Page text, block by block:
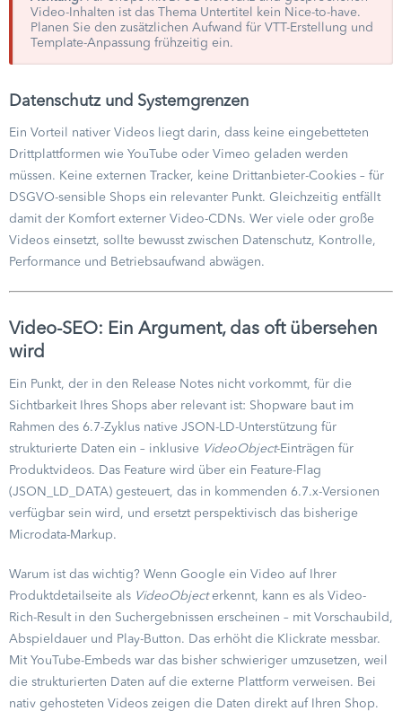
Video-Inhalten ist das Thema Untertitel kein Nice-to-have.
Planen Sie den zusätzlichen Aufwand für VTT-Erstellung und
Template-Anpassung frühzeitig ein.
Datenschutz und Systemgrenzen
Ein Vorteil nativer Videos liegt darin, dass keine eingebetteten
Drittplattformen wie YouTube oder Vimeo geladen werden
müssen. Keine externen Tracker, keine Drittanbieter-Cookies – für
DSGVO-sensible Shops ein relevanter Punkt. Gleichzeitig entfällt
damit der Komfort externer Video-CDNs. Wer viele oder große
Videos einsetzt, sollte bewusst zwischen Datenschutz, Kontrolle,
Performance und Betriebsaufwand abwägen.
Video-SEO: Ein Argument, das oft übersehen
wird
Ein Punkt, der in den Release Notes nicht vorkommt, für die
Sichtbarkeit Ihres Shops aber relevant ist: Shopware baut im
Rahmen des 6.7-Zyklus native JSON-LD-Unterstützung für
strukturierte Daten ein – inklusive VideoObject-Einträgen für
Produktvideos. Das Feature wird über ein Feature-Flag
(JSON_LD_DATA) gesteuert, das in kommenden 6.7.x-Versionen
verfügbar sein wird, und ersetzt perspektivisch das bisherige
Microdata-Markup.
Warum ist das wichtig? Wenn Google ein Video auf Ihrer
Produktdetailseite als VideoObjecterkennt, kann es als Video-
Rich-Result in den Suchergebnissen erscheinen – mit Vorschaubild,
Abspieldauer und Play-Button. Das erhöht die Klickrate messbar.
Mit YouTube-Embeds war das bisher schwieriger umzusetzen, weil
die strukturierten Daten auf die externe Plattform verweisen. Bei
nativ gehosteten Videos zeigen die Daten direkt auf Ihren Shop.